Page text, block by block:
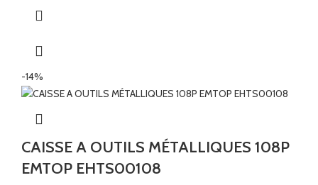
-14%
CAISSE A OUTILS MÉTALLIQUES 108P
EMTOP EHTS00108